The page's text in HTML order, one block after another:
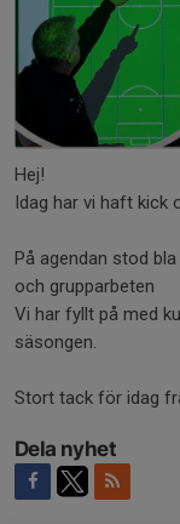
Hej!
Idag har vi haft kick
På agendan stod
och grupparbeten
Vi har fyllt på med
säsongen.
Stort tack för idag
Dela nyhet